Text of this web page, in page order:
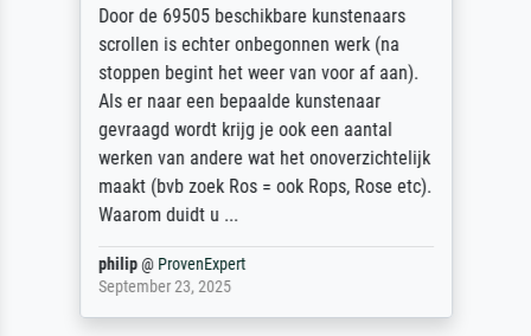
Door de 69505 beschikbare kunstenaars
scrollen is echter onbegonnen werk (na
stoppen begint het weer van voor af aan).
Als er naar een bepaalde kunstenaar
gevraagd wordt krijg je ook een aantal
werken van andere wat het onoverzichtelijk
maakt (bvb zoek Ros = ook Rops, Rose etc).
Waarom duidt u ...
philip@ ProvenExpert
September 23, 2025